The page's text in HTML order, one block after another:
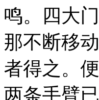
鸣。四大
那不断移
者得之。
两条手臂